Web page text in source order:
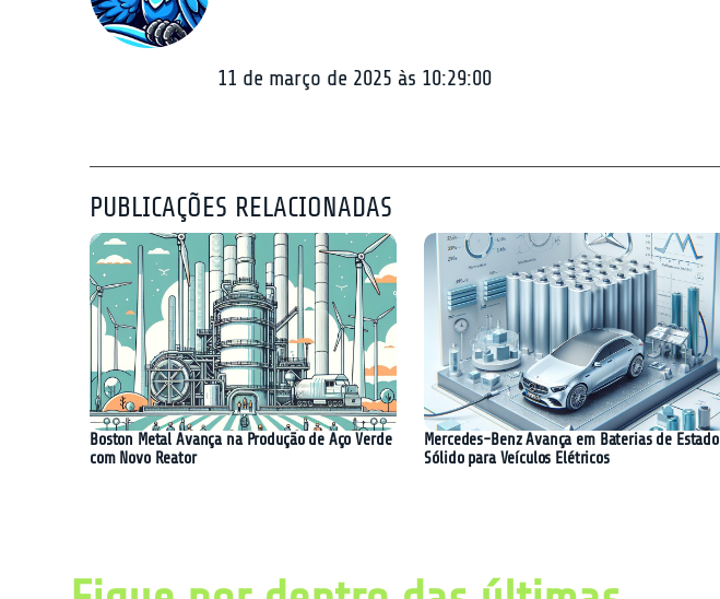
11 de março de 2025 às 10:29:00
PUBLICAÇÕES RELACIONADAS
Boston Metal Avança na Produção de Aço Verde
com Novo Reator
Mercedes-Benz Avança em Baterias de Estado
Sólido para Veículos Elétricos